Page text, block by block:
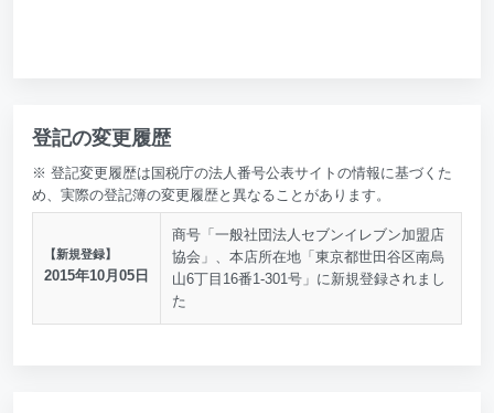
登記の変更履歴
※ 登記変更履歴は国税庁の法人番号公表サイトの情報に基づくた
め、実際の登記簿の変更履歴と異なることがあります。
【新規登録】
2015年10月05日
商号「一般社団法人セブンイレブン加盟店
協会」、本店所在地「東京都世田谷区南烏
山6丁目16番1-301号」に新規登録されまし
た